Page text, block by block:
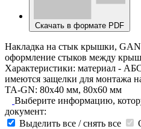
Скачать в формате PDF
Накладка на стык крышки,
оформление стыков между
Характеристики: материал -
имеются защелки для монтажа
TA-GN: 80х40 мм, 80х60 мм
Выберите информацию,
документ:
Выделить все / снять все